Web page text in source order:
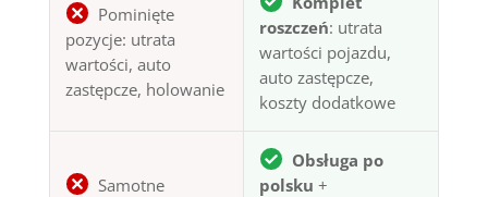
Pominięte
pozycje: utrata
wartości, auto
zastępcze, holowanie
roszczeń: utrata
wartości pojazdu,
auto zastępcze,
koszty dodatkowe
Samotne
Obsługa po
polsku +